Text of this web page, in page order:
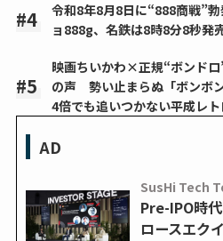
令和8年8月8日に“888商戦”
ョ888g、名鉄は8時8分8秒発
映画ちいかわ×正規“ボンドロ
の声 勢い止まらぬ「ボンボ
4倍でも追いつかない平成レ
AD
SusHi Tech
Pre-IPO時
ロースエク